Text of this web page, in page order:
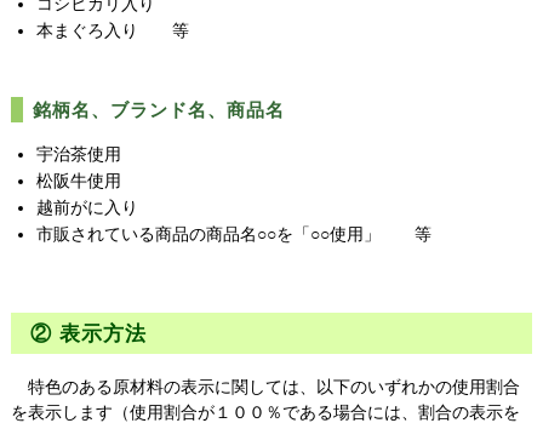
本まぐろ入り 等
銘柄名、ブランド名、商品名
宇治茶使用
松阪牛使用
越前がに入り
市販されている商品の商品名○○を「○○使用」 等
② 表示方法
特色のある原材料の表示に関しては、以下のいずれかの使用割合
を表示します（使用割合が１００％である場合には、割合の表示を